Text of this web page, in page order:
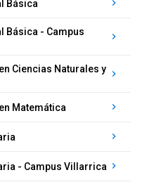
Básica keyboard_arrow_right
Básica - Campus
keyboard_arrow_right
Ciencias Naturales y keyboard_arrow_right
Matemática keyboard_arrow_right
keyboard_arrow_right
- Campus Villarrica keyboard_arrow_right